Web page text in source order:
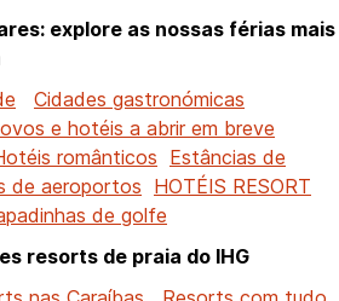
explore as nossas férias mais
Cidades gastronómicas
e hotéis a abrir em breve
românticos Estâncias de
de aeroportos HOTÉIS RESORT
de golfe
resorts de praia do IHG